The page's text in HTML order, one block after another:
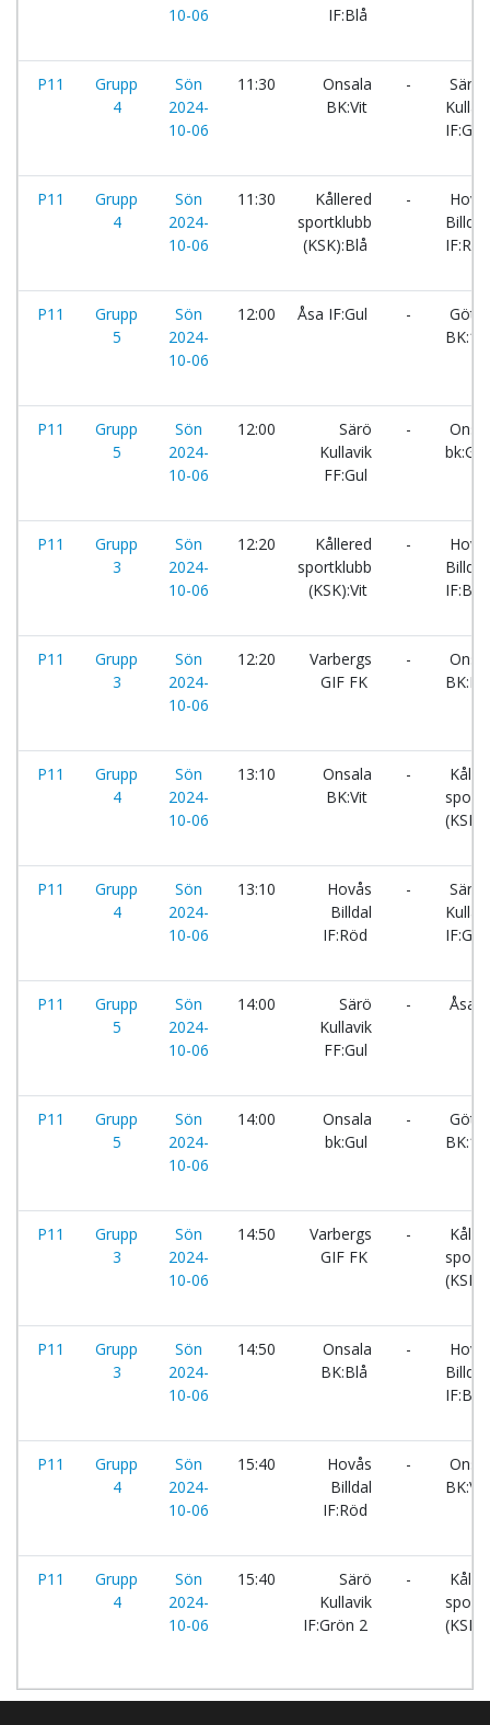
10-06
IF:Blå
P11
Grupp
4
Sön
2024-
10-06
11:30
Onsala
BK:Vit
-
Särö
P11
Grupp
4
Sön
2024-
10-06
11:30
Kållered
sportklubb
(KSK):Blå
-
Billdal
IF:Röd
P11
Grupp
5
Sön
2024-
10-06
12:00 Åsa IF:Gul -
BK:1
P11
Grupp
5
Sön
2024-
10-06
12:00
Särö
Kullavik
FF:Gul
-
bk:Gul
P11
Grupp
3
Sön
2024-
10-06
12:20
Kållered
sportklubb
(KSK):Vit
-
Billdal
IF:Blå
P11
Grupp
3
Sön
2024-
10-06
12:20
Varbergs
GIF FK
-
P11
Grupp
4
Sön
2024-
10-06
13:10
Onsala
BK:Vit
-
P11
Grupp
4
Sön
2024-
10-06
13:10
Hovås
Billdal
IF:Röd
-
Särö
P11
Grupp
5
Sön
2024-
10-06
14:00
Särö
Kullavik
FF:Gul
- Åsa
P11
Grupp
5
Sön
2024-
10-06
14:00
Onsala
bk:Gul
-
BK:1
P11
Grupp
3
Sön
2024-
10-06
14:50
Varbergs
GIF FK
-
P11
Grupp
3
Sön
2024-
10-06
14:50
Onsala
BK:Blå
-
Billdal
IF:Blå
P11
Grupp
4
Sön
2024-
10-06
15:40
Hovås
Billdal
IF:Röd
-
BK:Vit
P11
Grupp
4
Sön
2024-
10-06
15:40
Särö
Kullavik
IF:Grön 2
-